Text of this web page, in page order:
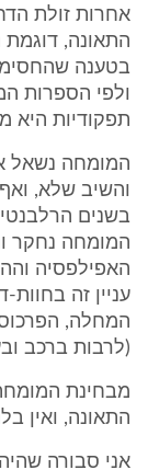
אחרות זולת
התאונה,
בטענה
ולפי הספרות
תפקודיות היא
המומחה נשאל
והשיב שלא,
בשנים
המומחה נחקר
האפילפסיה
עניין זה
המחלה,
(לרבות ברכב
מבחינת
התאונה, ואין
אני סבורה